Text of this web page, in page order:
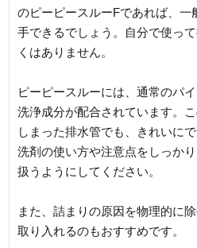
のピーピースルーFであれば、一
手できるでしょう。自分で使っ
くはありません。
ピーピースルーには、通常のパ
洗浄成分が配合されています。
しまった排水管でも、きれいに
洗剤の使い方や注意点をしっか
扱うようにしてください。
また、詰まりの原因を物理的に
取り入れるのもおすすめです。